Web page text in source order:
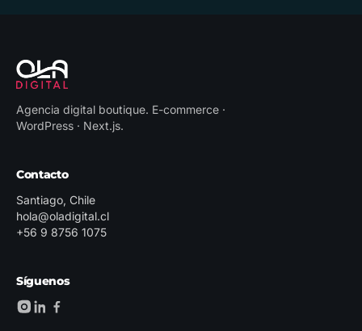
Agencia digital boutique. E-commerce ·
WordPress · Next.js.
Contacto
Santiago, Chile
hola@oladigital.cl
+56 9 8756 1075
Síguenos